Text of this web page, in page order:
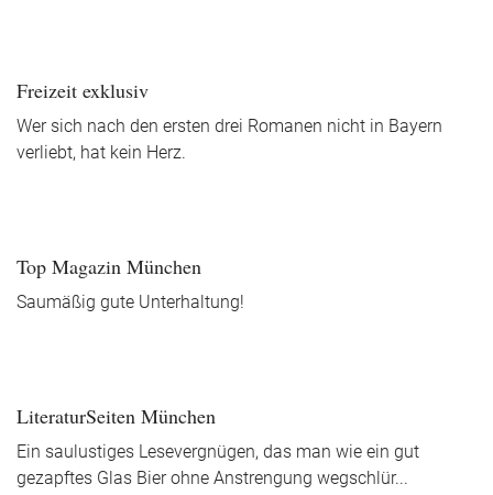
Freizeit exklusiv
Wer sich nach den ersten drei Romanen nicht in Bayern
verliebt, hat kein Herz.
Top Magazin München
Saumäßig gute Unterhaltung!
LiteraturSeiten München
Ein saulustiges Lesevergnügen, das man wie ein gut
gezapftes Glas Bier ohne Anstrengung wegschlür...